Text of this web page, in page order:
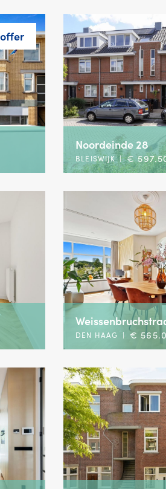
Noordeinde 28
BLEISWIJK | €
DEN HAAG | €